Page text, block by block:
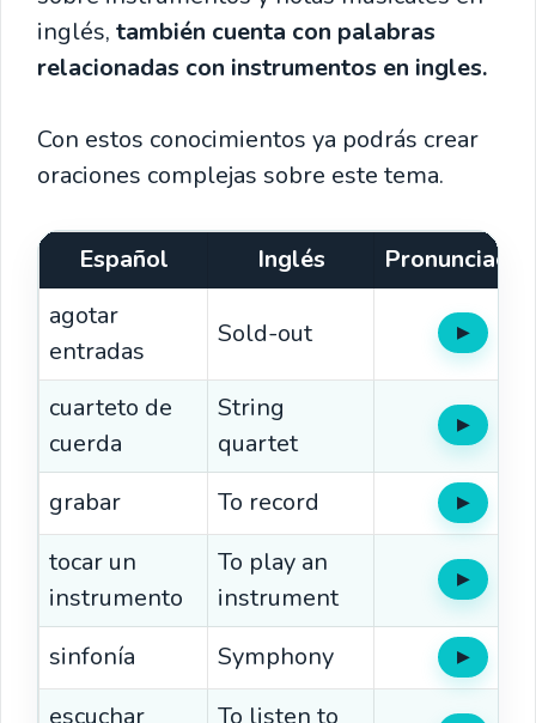
inglés, también cuenta con palabras
relacionadas con instrumentos en ingles.
Con estos conocimientos ya podrás crear
oraciones complejas sobre este tema.
Español Inglés
agotar
entradas
Sold-out ▶Oír
cuarteto de
cuerda
String
quartet
▶Oír
grabar To record ▶Oír
tocar un
instrumento
To play an
instrument
▶Oír
sinfonía Symphony ▶Oír
escuchar
To listen to